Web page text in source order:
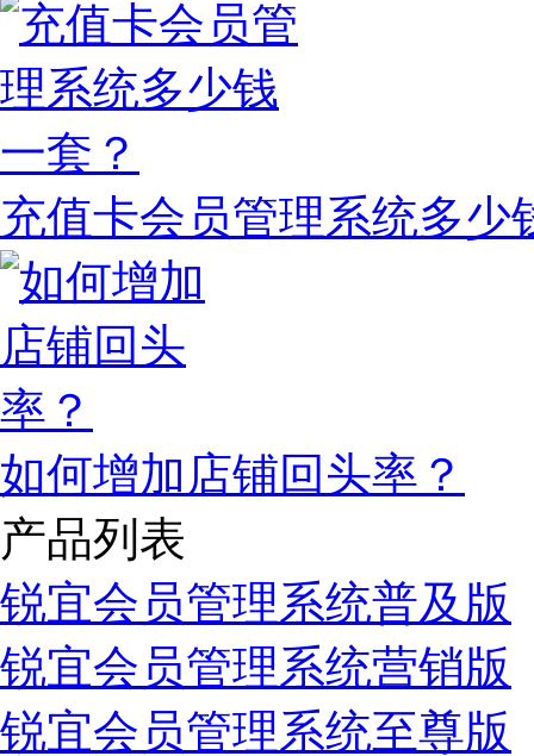
充值卡会员管理系统多少
如何增加店铺回头率？
产品列表
锐宜会员管理系统普及版
锐宜会员管理系统营销版
锐宜会员管理系统至尊版